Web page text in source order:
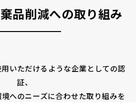
品削減への取り組み
いただけるような企業としての認
証、
へのニーズに合わせた取り組みを